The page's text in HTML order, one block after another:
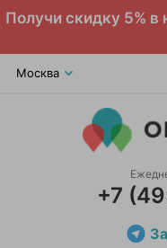
Получи скидку 5% в
Москва
+7